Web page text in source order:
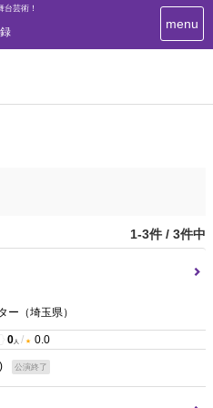
芸術！
T
o
t
menu
1-3件 / 3件中
ー （埼玉県）
0 人 / 0.0
公演終了